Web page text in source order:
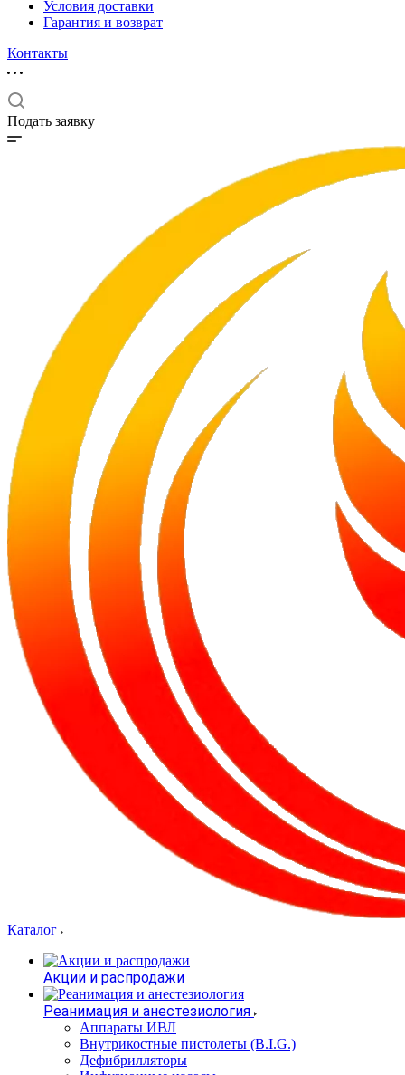
Условия доставки
Гарантия и возврат
Контакты
Подать заявку
Каталог
Акции и распродажи
Реанимация и анестезиология
Аппараты ИВЛ
Внутрикостные пистолеты (B.I.G.)
Дефибрилляторы